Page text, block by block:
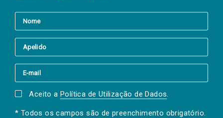
Aceito a Política de Utilização de Dados.
* Todos os campos são de preenchimento obrigatório.